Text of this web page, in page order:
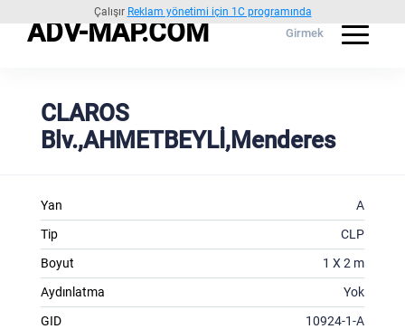
Çalışır Reklam yönetimi için 1C programında
ADV-MAP.COM Girmek
CLAROS
Blv.,AHMETBEYLİ,Menderes
Yan
A
Tip
CLP
Boyut
1 X 2 m
Aydınlatma
Yok
GID
10924-1-A